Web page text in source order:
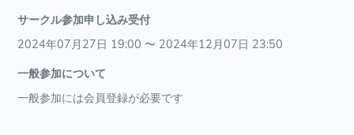
サークル参加申し込み受付
2024年07月27日 19:00 〜 2024年12月07日 23:50
一般参加について
一般参加には会員登録が必要です